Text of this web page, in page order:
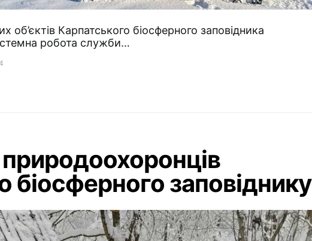
об’єктів Карпатського біосферного заповідника
робота служби…
природоохоронців
біосферного заповіднику